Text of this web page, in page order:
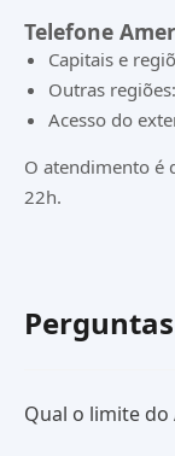
Telefone
Capitais e
Outras regiões:
Acesso do
O atendimento é
22h.
Qual o limite do